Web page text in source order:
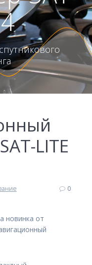
LITE
0
новинка от